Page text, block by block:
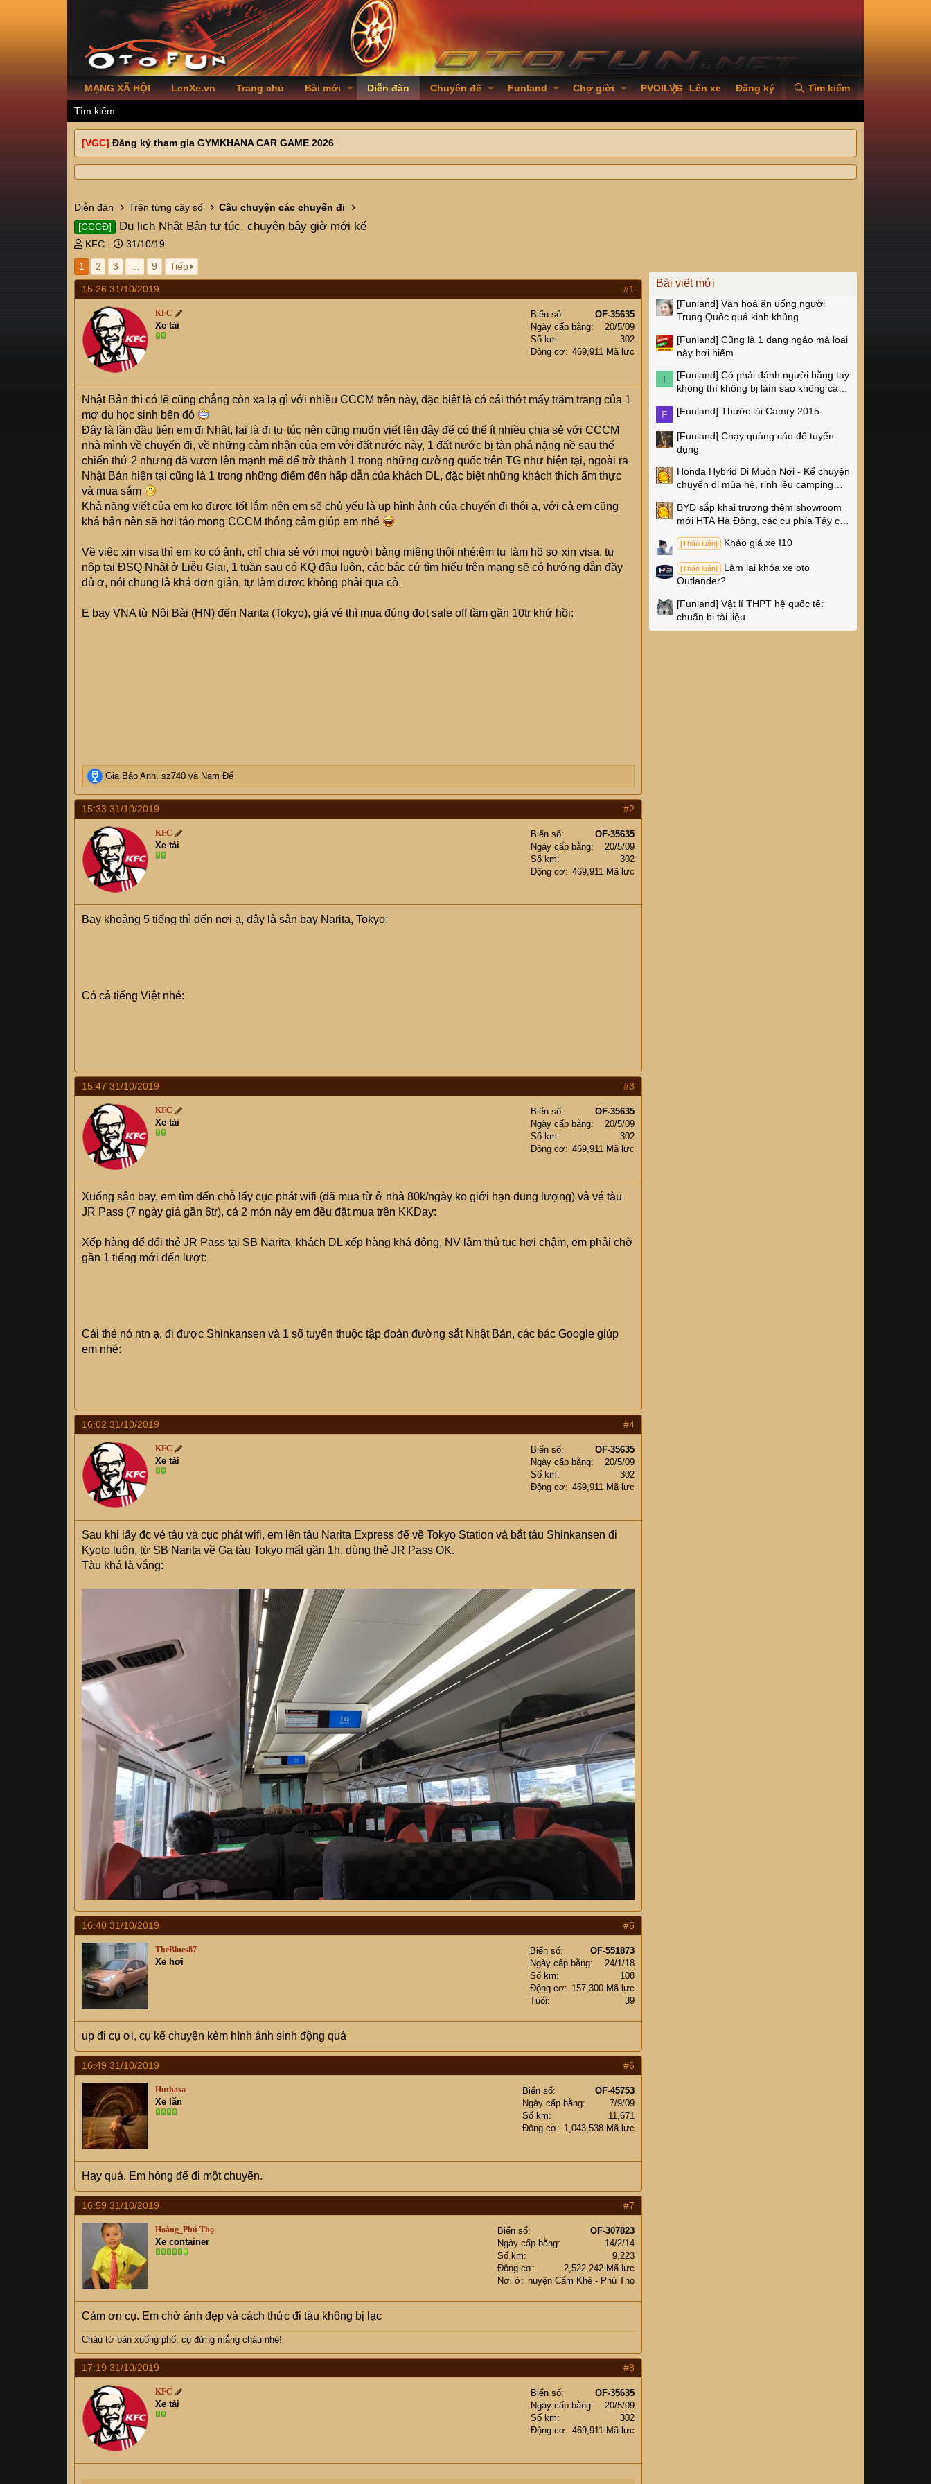
MẠNG XÃ HỘI LenXe.vn Trang chủ Bài mới Diễn đàn Chuyên đề Funland Chợ giời PVOILVGC2026
Lên xe Đăng ký Tìm kiếm
Tìm kiếm
[VGC] Đăng ký tham gia GYMKHANA CAR GAME 2026
Diễn đàn Trên từng cây số Câu chuyện các chuyến đi
[CCCĐ] Du lịch Nhật Bản tự túc, chuyện bây giờ mới kể
T
h
e
a
s
a
e
r
KFC
N
g
y
g
ử
31/10/19
1
2 3 9 Tiếp
15:26 31/10/2019 #1
KFC
Xe tải
Biển số
OF-35635
Ngày cấp bằng
20/5/09
Số km
302
Động cơ
469,911 Mã lực
Nhật Bản thì có lẽ cũng chẳng còn xa lạ gì với nhiều CCCM trên này, đặc biệt là có cái thớt mấy trăm trang của 1
mợ du học sinh bên đó
Đây là lần đầu tiên em đi Nhật, lại là đi tự túc nên cũng muốn viết lên đây để có thể ít nhiều chia sẻ với CCCM
nhà mình về chuyến đi, về những cảm nhận của em với đất nước này, 1 đất nước bị tàn phá nặng nề sau thế
chiến thứ 2 nhưng đã vươn lên mạnh mẽ để trở thành 1 trong những cường quốc trên TG như hiện tại, ngoài ra
Nhật Bản hiện tại cũng là 1 trong những điểm đến hấp dẫn của khách DL, đặc biệt những khách thích ẩm thực
và mua sắm
Khả năng viết của em ko được tốt lắm nên em sẽ chủ yếu là up hình ảnh của chuyến đi thôi ạ, với cả em cũng
khá bận nên sẽ hơi táo mong CCCM thông cảm giúp em nhé
Về việc xin visa thì em ko có ảnh, chỉ chia sẻ với mọi người bằng miệng thôi nhé:êm tự làm hồ sơ xin visa, tự
nộp tại ĐSQ Nhật ở Liễu Giai, 1 tuần sau có KQ đậu luôn, các bác cứ tìm hiểu trên mạng sẽ có hướng dẫn đầy
đủ ợ, nói chung là khá đơn giản, tự làm đươc không phải qua cò.
E bay VNA từ Nội Bài (HN) đến Narita (Tokyo), giá vé thì mua đúng đợt sale off tầm gần 10tr khứ hồi:
R
e
a
c
t
i
o
n
s
:
Gia Bảo Anh, sz740 và Nam Đế
15:33 31/10/2019 #2
KFC
Xe tải
Biển số
OF-35635
Ngày cấp bằng
20/5/09
Số km
302
Động cơ
469,911 Mã lực
Bay khoảng 5 tiếng thì đến nơi ạ, đây là sân bay Narita, Tokyo:
Có cả tiếng Việt nhé:
15:47 31/10/2019 #3
KFC
Xe tải
Biển số
OF-35635
Ngày cấp bằng
20/5/09
Số km
302
Động cơ
469,911 Mã lực
Xuống sân bay, em tìm đến chỗ lấy cục phát wifi (đã mua từ ở nhà 80k/ngày ko giới hạn dung lượng) và vé tàu
JR Pass (7 ngày giá gần 6tr), cả 2 món này em đều đặt mua trên KKDay:
Xếp hàng để đổi thẻ JR Pass tại SB Narita, khách DL xếp hàng khá đông, NV làm thủ tục hơi chậm, em phải chờ
gần 1 tiếng mới đến lượt:
Cái thẻ nó ntn ạ, đi được Shinkansen và 1 số tuyến thuộc tập đoàn đường sắt Nhật Bản, các bác Google giúp
em nhé:
16:02 31/10/2019 #4
KFC
Xe tải
Biển số
OF-35635
Ngày cấp bằng
20/5/09
Số km
302
Động cơ
469,911 Mã lực
Sau khi lấy đc vé tàu và cục phát wifi, em lên tàu Narita Express để về Tokyo Station và bắt tàu Shinkansen đi
Kyoto luôn, từ SB Narita về Ga tàu Tokyo mất gần 1h, dùng thẻ JR Pass OK.
Tàu khá là vắng:
16:40 31/10/2019 #5
TheBlues87
Xe hơi
Biển số
OF-551873
Ngày cấp bằng
24/1/18
Số km
108
Động cơ
157,300 Mã lực
Tuổi
39
up đi cụ ơi, cụ kể chuyện kèm hình ảnh sinh động quá
16:49 31/10/2019 #6
Huthasa
Xe lăn
Biển số
OF-45753
Ngày cấp bằng
7/9/09
Số km
11,671
Động cơ
1,043,538 Mã lực
Hay quá. Em hóng để đi một chuyến.
16:59 31/10/2019 #7
Hoàng_Phú Thọ
Xe container
Biển số
OF-307823
Ngày cấp bằng
14/2/14
Số km
9,223
Động cơ
2,522,242 Mã lực
Nơi ở
huyện Cẩm Khê - Phú Thọ
Cảm ơn cụ. Em chờ ảnh đẹp và cách thức đi tàu không bị lạc
Cháu từ bản xuống phố, cụ đừng mắng cháu nhé!
17:19 31/10/2019 #8
KFC
Xe tải
Biển số
OF-35635
Ngày cấp bằng
20/5/09
Số km
302
Động cơ
469,911 Mã lực
Bài viết mới
[Funland] Văn hoá ăn uống người
Trung Quốc quá kinh khủng
[Funland] Cũng là 1 dạng ngáo mà loại
này hơi hiếm
I [Funland] Có phải đánh người bằng tay
không thì không bị làm sao không các
F
[Funland] Thước lái Camry 2015
[Funland] Chạy quảng cáo để tuyển
dụng
Honda Hybrid Đi Muôn Nơi - Kể chuyện
chuyến đi mùa hè, rinh lều camping
BYD sắp khai trương thêm showroom
mới HTA Hà Đông, các cụ phía Tây có
[Thảo luận] Khảo giá xe I10
[Thảo luận]
Làm lại khóa xe oto
Outlander?
[Funland] Vật lí THPT hệ quốc tế:
chuẩn bị tài liệu